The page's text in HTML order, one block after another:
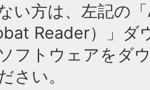
い方は、左記の
Reader）」ダ
フトウェアをダ
さい。